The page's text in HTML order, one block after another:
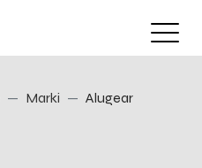
Marki Alugear